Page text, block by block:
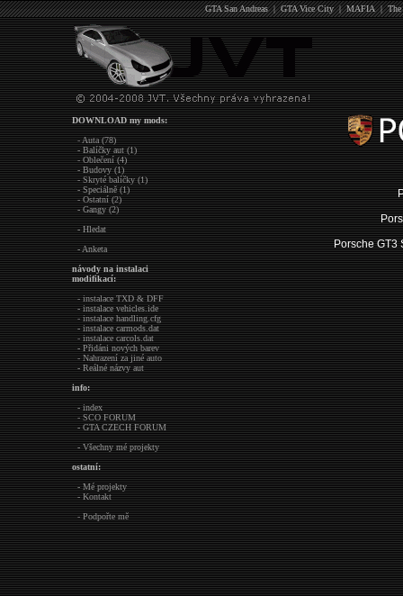
GTA San Andreas|GTA Vice City|MAFIA|
DOWNLOAD my mods:
- Auta (78)
- Balíčky aut (1)
- Oblečení (4)
- Budovy (1)
- Skryté balíčky (1)
- Speciálně (1)
- Ostatní (2)
- Gangy (2)
- Hledat
- Anketa
návody na instalaci
modifikací:
- instalace TXD & DFF
- instalace vehicles.ide
- instalace handling.cfg
- instalace carmods.dat
- instalace carcols.dat
- Přidáni nových barev
- Nahrazení za jiné auto
- Reálné názvy aut
info:
- index
- SCO FORUM
- GTA CZECH FORUM
- Všechny mé projekty
ostatní:
- Mé projekty
- Kontakt
- Podpořte mě
Porsche GT3